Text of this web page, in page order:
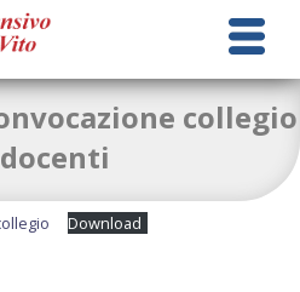
collegio
Download